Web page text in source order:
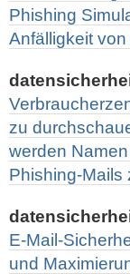
Phishing
Anfälligkeit
zu
werden
Phishing-Mails
E-Mail-
und